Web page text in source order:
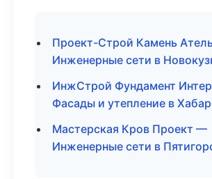
Проект-Строй Камень
Инженерные сети в
ИнжСтрой Фундамент
Фасады и утепление в
Мастерская Кров Проект —
Инженерные сети в